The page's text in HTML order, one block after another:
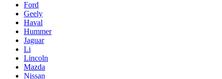
Ford
Geely
Haval
Hummer
Jaguar
Li
Lincoln
Mazda
Nissan